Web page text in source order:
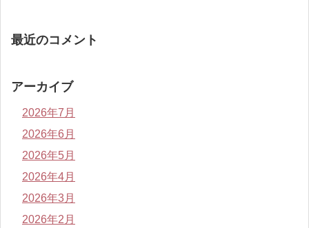
最近のコメント
アーカイブ
2026年7月
2026年6月
2026年5月
2026年4月
2026年3月
2026年2月